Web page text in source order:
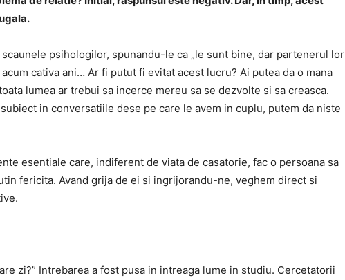
psihologilor, spunandu-le ca „le sunt bine, dar partenerul lor
cativa ani… Ar fi putut fi evitat acest lucru? Ai putea da o mana
lumea ar trebui sa incerce mereu sa se dezvolte si sa creasca.
in conversatiile dese pe care le avem in cuplu, putem da niste
esentiale care, indiferent de viata de casatorie, fac o persoana sa
fericita. Avand grija de ei si ingrijorandu-ne, veghem direct si
zi?” Intrebarea a fost pusa in intreaga lume in studiu. Cercetatorii